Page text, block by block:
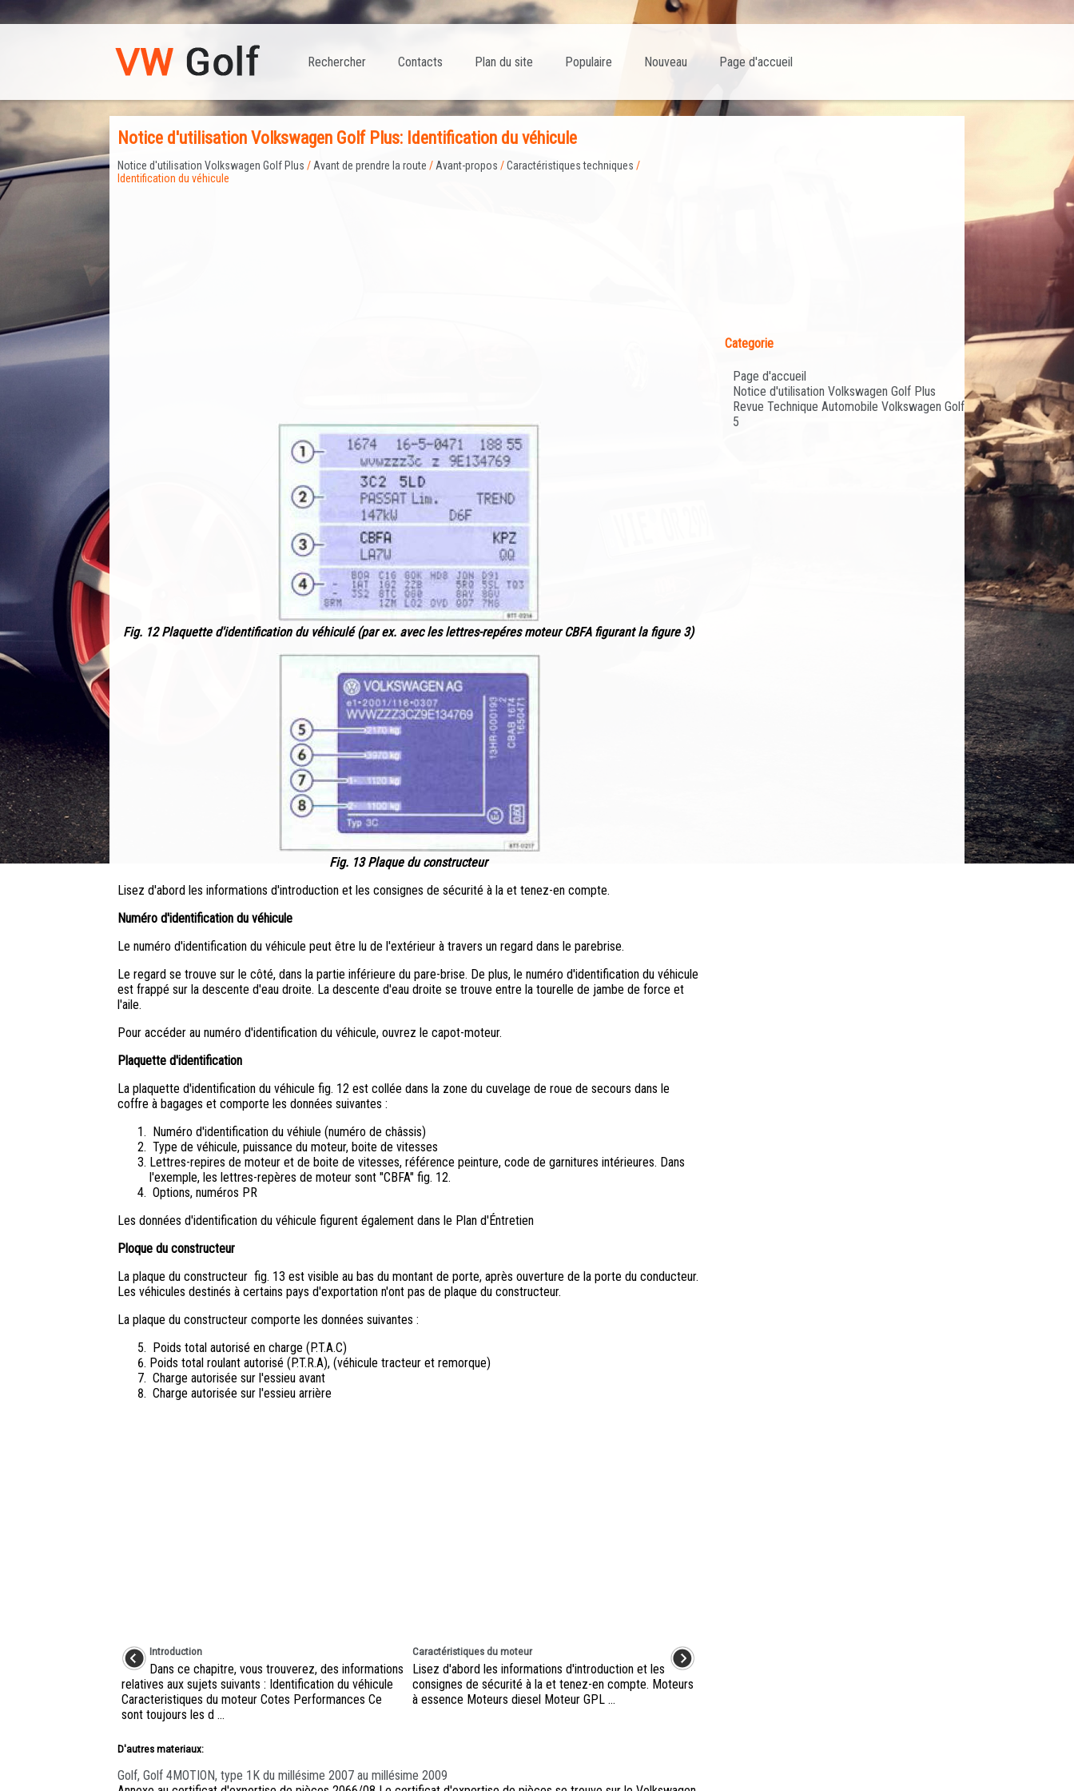
Page d'accueil
Nouveau
Populaire
Plan du site
Contacts
Rechercher
Notice d'utilisation Volkswagen Golf Plus: Identification du véhicule
Notice d'utilisation Volkswagen Golf Plus /Avant de prendre la route /Avant-propos /Caractéristiques techniques /
Identification du véhicule
Fig. 12 Plaquette d'identification du véhiculé (par ex. avec les lettres-repéres moteur CBFA figurant la figure 3)
Fig. 13 Plaque du constructeur
Lisez d'abord les informations d'introduction et les consignes de sécurité à la et tenez-en compte.
Numéro d'identification du véhicule
Le numéro d'identification du véhicule peut être lu de l'extérieur à travers un regard dans le parebrise.
Le regard se trouve sur le côté, dans la partie inférieure du pare-brise. De plus, le numéro d'identification du véhicule
est frappé sur la descente d'eau droite. La descente d'eau droite se trouve entre la tourelle de jambe de force et
l'aile.
Pour accéder au numéro d'identification du véhicule, ouvrez le capot-moteur.
Plaquette d'identification
La plaquette d'identification du véhicule fig. 12 est collée dans la zone du cuvelage de roue de secours dans le
coffre à bagages et comporte les données suivantes :
Numéro d'identification du véhiule (numéro de châssis)
Type de véhicule, puissance du moteur, boite de vitesses
Lettres-repires de moteur et de boite de vitesses, référence peinture, code de garnitures intérieures. Dans
l'exemple, les lettres-repères de moteur sont "CBFA" fig. 12.
Options, numéros PR
Les données d'identification du véhicule figurent également dans le Plan d'Éntretien
Ploque du constructeur
La plaque du constructeur fig. 13 est visible au bas du montant de porte, après ouverture de la porte du conducteur.
Les véhicules destinés à certains pays d'exportation n'ont pas de plaque du constructeur.
La plaque du constructeur comporte les données suivantes :
Poids total autorisé en charge (P.T.A.C)
Poids total roulant autorisé (P.T.R.A), (véhicule tracteur et remorque)
Charge autorisée sur l'essieu avant
Charge autorisée sur l'essieu arrière
Introduction
Dans ce chapitre, vous trouverez, des informations
relatives aux sujets suivants : Identification du véhicule
Caracteristiques du moteur Cotes Performances Ce
sont toujours les d ...
Caractéristiques du moteur
Lisez d'abord les informations d'introduction et les
consignes de sécurité à la et tenez-en compte. Moteurs
à essence Moteurs diesel Moteur GPL ...
D'autres materiaux:
Golf, Golf 4MOTION, type 1K du millésime 2007 au millésime 2009
Categorie
Page d'accueil
Notice d'utilisation Volkswagen Golf Plus
Revue Technique Automobile Volkswagen Golf
5